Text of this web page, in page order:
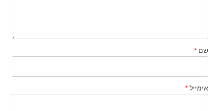
שם *
אימייל *